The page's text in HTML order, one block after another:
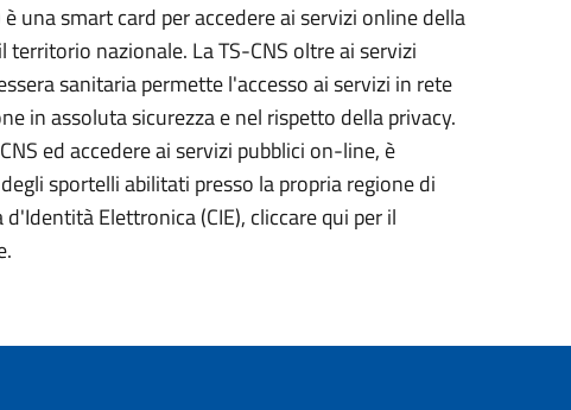
una smart card per accedere ai servizi online della
nazionale. La TS-CNS oltre ai servizi
sanitaria permette l'accesso ai servizi in rete
in assoluta sicurezza e nel rispetto della privacy.
ed accedere ai servizi pubblici on-line, è
sportelli abilitati presso la propria regione di
Elettronica (CIE), cliccare qui per il